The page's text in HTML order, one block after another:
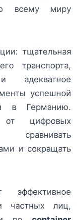
всему миру
тщательная
транспорта,
адекватное
успешной
в Германию.
от цифровых
сравнивать
и сокращать
эффективное
частных лиц,